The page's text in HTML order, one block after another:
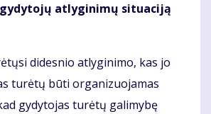
atlyginimų situaciją
didesnio atlyginimo, kas jo
turėtų būti organizuojamas
gydytojas turėtų galimybę